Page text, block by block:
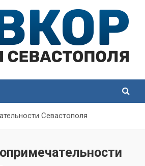
Севастополя